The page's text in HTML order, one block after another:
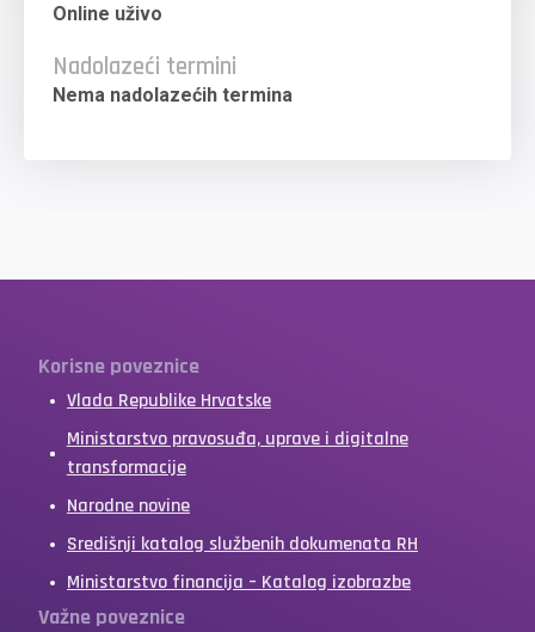
Online uživo
Nadolazeći termini
Nema nadolazećih termina
Korisne poveznice
Vlada Republike Hrvatske
Ministarstvo pravosuđa, uprave i digitalne
transformacije
Narodne novine
Središnji katalog službenih dokumenata RH
Ministarstvo financija – Katalog izobrazbe
Važne poveznice